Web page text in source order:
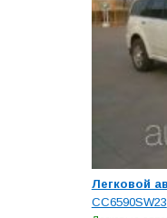
Легковой
CC6590SW23